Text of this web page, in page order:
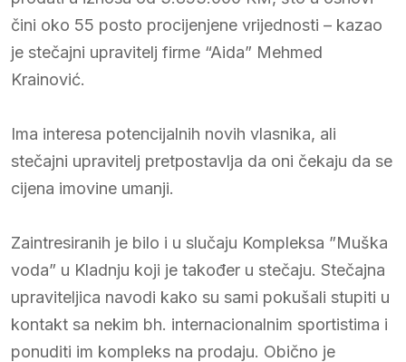
čini oko 55 posto procijenjene vrijednosti – kazao
je stečajni upravitelj firme “Aida” Mehmed
Krainović.
Ima interesa potencijalnih novih vlasnika, ali
stečajni upravitelj pretpostavlja da oni čekaju da se
cijena imovine umanji.
Zaintresiranih je bilo i u slučaju Kompleksa ”Muška
voda” u Kladnju koji je također u stečaju. Stečajna
upraviteljica navodi kako su sami pokušali stupiti u
kontakt sa nekim bh. internacionalnim sportistima i
ponuditi im kompleks na prodaju. Obično je